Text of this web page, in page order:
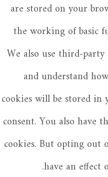
are stored on your
the working of basic
We also use third-
and understand
cookies will be stored
consent. You also have
cookies. But opting out
have an effect